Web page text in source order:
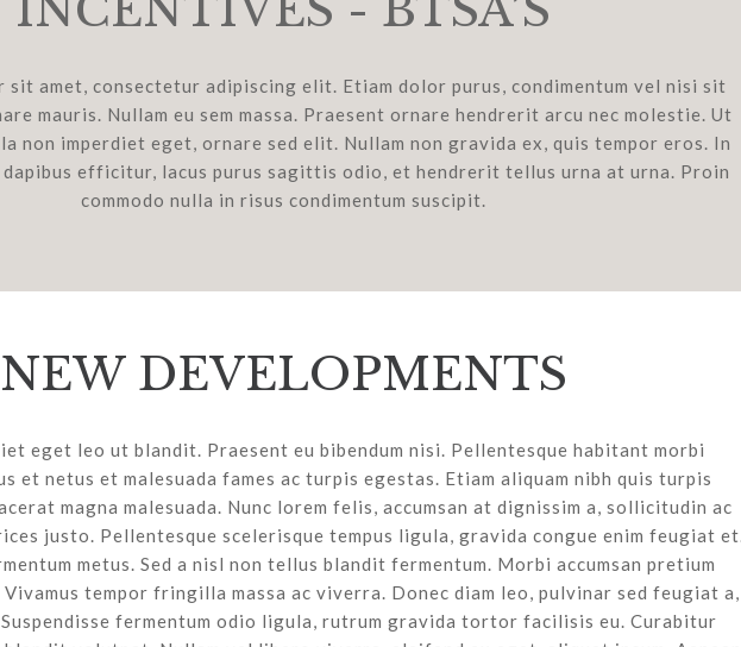
sit amet, consectetur adipiscing elit. Etiam dolor purus, condimentum vel nisi sit
mauris. Nullam eu sem massa. Praesent ornare hendrerit arcu nec molestie. Ut
non imperdiet eget, ornare sed elit. Nullam non gravida ex, quis tempor eros. In
dapibus efficitur, lacus purus sagittis odio, et hendrerit tellus urna at urna. Proin
commodo nulla in risus condimentum suscipit.
NEW DEVELOPMENTS
eget leo ut blandit. Praesent eu bibendum nisi. Pellentesque habitant morbi
et netus et malesuada fames ac turpis egestas. Etiam aliquam nibh quis turpis
magna malesuada. Nunc lorem felis, accumsan at dignissim a, sollicitudin ac
justo. Pellentesque scelerisque tempus ligula, gravida congue enim feugiat
metus. Sed a nisl non tellus blandit fermentum. Morbi accumsan pretium
Vivamus tempor fringilla massa ac viverra. Donec diam leo, pulvinar sed feugiat a,
fermentum odio ligula, rutrum gravida tortor facilisis eu. Curabitur